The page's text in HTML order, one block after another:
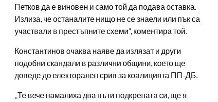
Петков да е виновен и само той да подава оставка.
Излиза, че останалите нищо не се знаели или пък са
участвали в престъпните схеми“, коментира той.
Константинов очаква наяве да излязат и други
подобни скандали в различни общини, което ще
доведе до електорален срив за коалицията ПП-ДБ.
„Те вече намалиха два пъти подкрепата си, ще я